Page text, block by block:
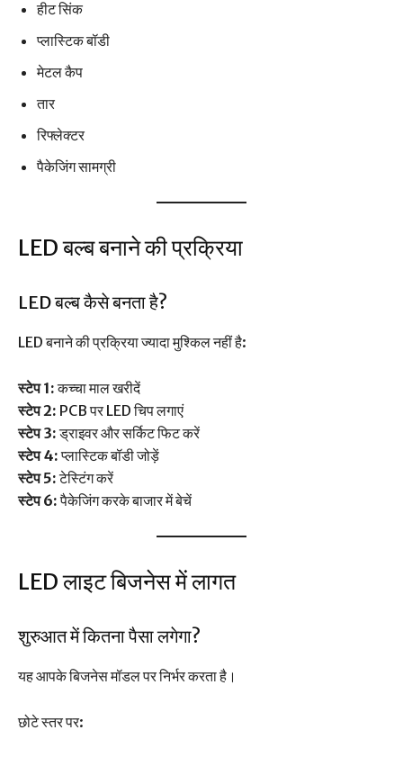
हीट सिंक
प्लास्टिक बॉडी
मेटल कैप
तार
रिफ्लेक्टर
पैकेजिंग सामग्री
LED बल्ब बनाने की प्रक्रिया
LED बल्ब कैसे बनता है?
LED बनाने की प्रक्रिया ज्यादा मुश्किल नहीं है:
स्टेप 1:कच्चा माल खरीदें
स्टेप 2: PCB पर LED चिप लगाएं
स्टेप 3:ड्राइवर और सर्किट फिट करें
स्टेप 4:प्लास्टिक बॉडी जोड़ें
स्टेप 5:टेस्टिंग करें
स्टेप 6:पैकेजिंग करके बाजार में बेचें
LED लाइट बिजनेस में लागत
शुरुआत में कितना पैसा लगेगा?
यह आपके बिजनेस मॉडल पर निर्भर करता है।
छोटे स्तर पर: